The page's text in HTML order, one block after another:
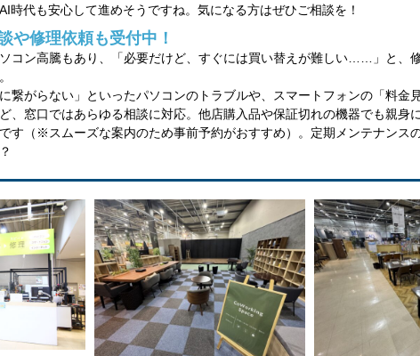
時代も安心して進めそうですね。気になる方はぜひご相談を！
や修理依頼も受付中！
コン高騰もあり、「必要だけど、すぐには買い替えが難しい……」と、
繋がらない」といったパソコンのトラブルや、スマートフォンの「料金
、窓口ではあらゆる相談に対応。他店購入品や保証切れの機器でも親身
す（※スムーズな案内のため事前予約がおすすめ）。定期メンテナンス